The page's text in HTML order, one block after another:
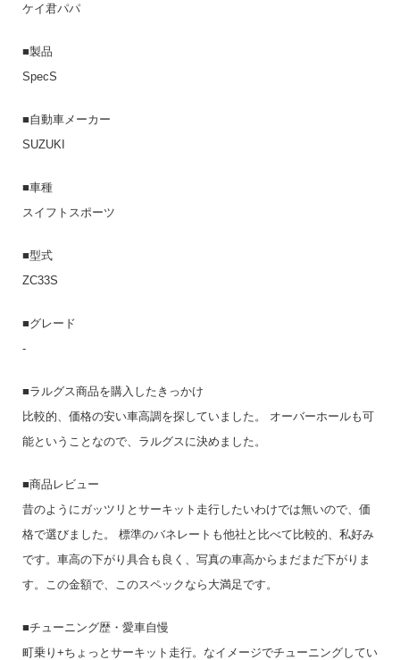
ケイ君パパ
■製品
SpecS
■自動車メーカー
SUZUKI
■車種
スイフトスポーツ
■型式
ZC33S
■グレード
-
■ラルグス商品を購入したきっかけ
比較的、価格の安い車高調を探していました。 オーバーホールも可
能ということなので、ラルグスに決めました。
■商品レビュー
昔のようにガッツリとサーキット走行したいわけでは無いので、価
格で選びました。 標準のバネレートも他社と比べて比較的、私好み
です。車高の下がり具合も良く、写真の車高からまだまだ下がりま
す。この金額で、このスペックなら大満足です。
■チューニング歴・愛車自慢
町乗り+ちょっとサーキット走行。なイメージでチューニングしてい